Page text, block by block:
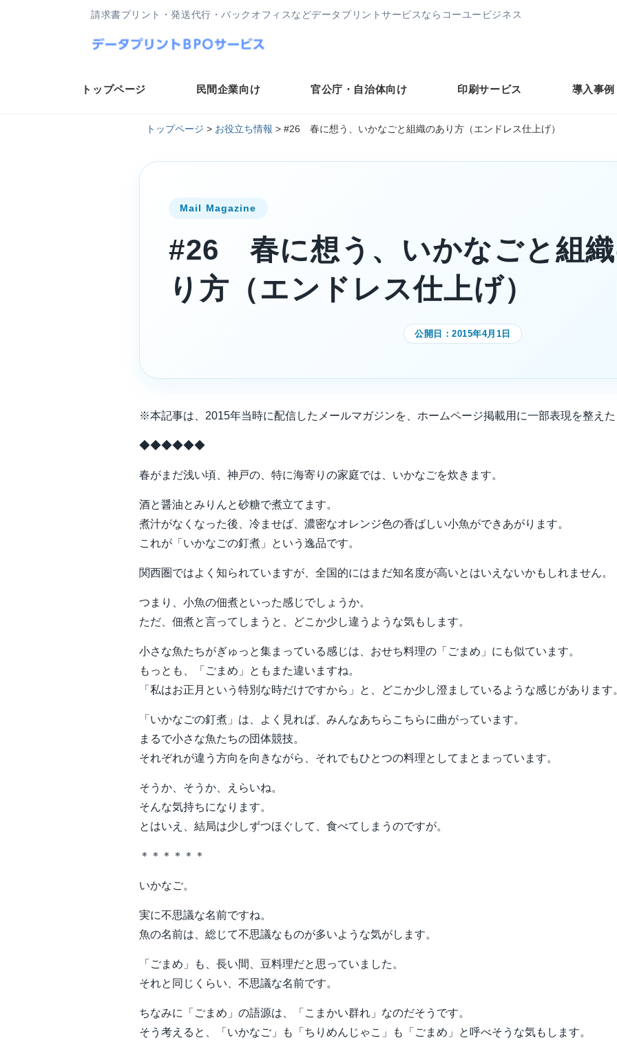
請求書プリント・発送代行・バックオフィスなどデータプリントサービスならコーユービジネス
トップページ 民間企業向け 官公庁・自治体向け 印刷サービス 導入事例
トップページ > お役立ち情報 > #26 春に想う、いかなごと組織のあり方（エンドレス仕上げ）
Mail Magazine
#26 春に想う、いかなごと組
り方（エンドレス仕上げ）
公開日：2015年4月1日
※本記事は、2015年当時に配信したメールマガジンを、ホームページ掲載用に一部表現を整えた
◆◆◆◆◆◆
春がまだ浅い頃、神戸の、特に海寄りの家庭では、いかなごを炊きます。
酒と醤油とみりんと砂糖で煮立てます。
煮汁がなくなった後、冷ませば、濃密なオレンジ色の香ばしい小魚ができあがります。
これが「いかなごの釘煮」という逸品です。
関西圏ではよく知られていますが、全国的にはまだ知名度が高いとはいえないかもしれません。
つまり、小魚の佃煮といった感じでしょうか。
ただ、佃煮と言ってしまうと、どこか少し違うような気もします。
小さな魚たちがぎゅっと集まっている感じは、おせち料理の「ごまめ」にも似ています。
もっとも、「ごまめ」ともまた違いますね。
「私はお正月という特別な時だけですから」と、どこか少し澄ましているような感じがあります
「いかなごの釘煮」は、よく見れば、みんなあちらこちらに曲がっています。
まるで小さな魚たちの団体競技。
それぞれが違う方向を向きながら、それでもひとつの料理としてまとまっています。
そうか、そうか、えらいね。
そんな気持ちになります。
とはいえ、結局は少しずつほぐして、食べてしまうのですが。
＊＊＊＊＊＊
いかなご。
実に不思議な名前ですね。
魚の名前は、総じて不思議なものが多いような気がします。
「ごまめ」も、長い間、豆料理だと思っていました。
それと同じくらい、不思議な名前です。
ちなみに「ごまめ」の語源は、「こまかい群れ」なのだそうです。
そう考えると、「いかなご」も「ちりめんじゃこ」も「ごまめ」と呼べそうな気もします。